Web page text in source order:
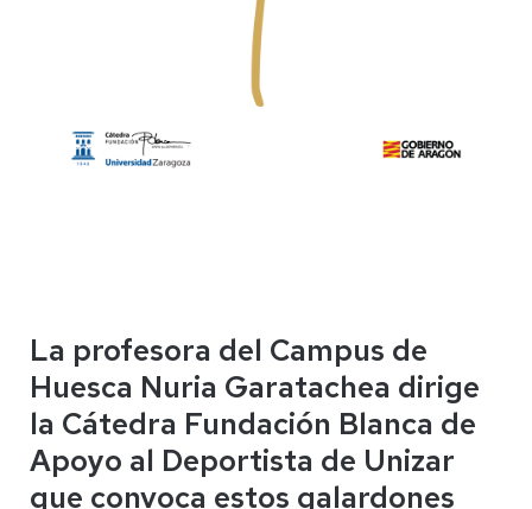
La profesora del Campus de
Huesca Nuria Garatachea dirige
la Cátedra Fundación Blanca de
Apoyo al Deportista de Unizar
que convoca estos galardones